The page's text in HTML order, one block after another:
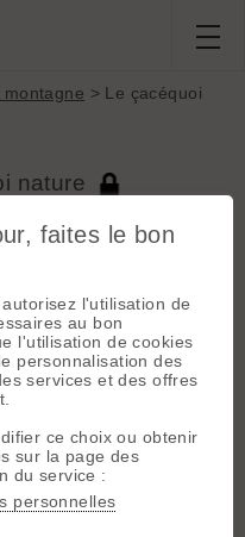
montagne > Le çacéquoi
nature
185...510 Suivante
Chercher Archives
10/2009 18:09
du Cap Vert au large du
faites le bon
l'utilisation de
au bon
l'utilisation de cookies
personnalisation des
services et des offres
ce choix ou obtenir
sur la page des
du service :
personnelles